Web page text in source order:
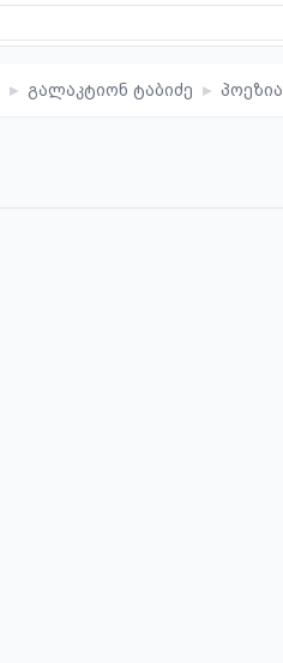
▸ გალაკტიონ ტაბიძე ▸ პოეზია